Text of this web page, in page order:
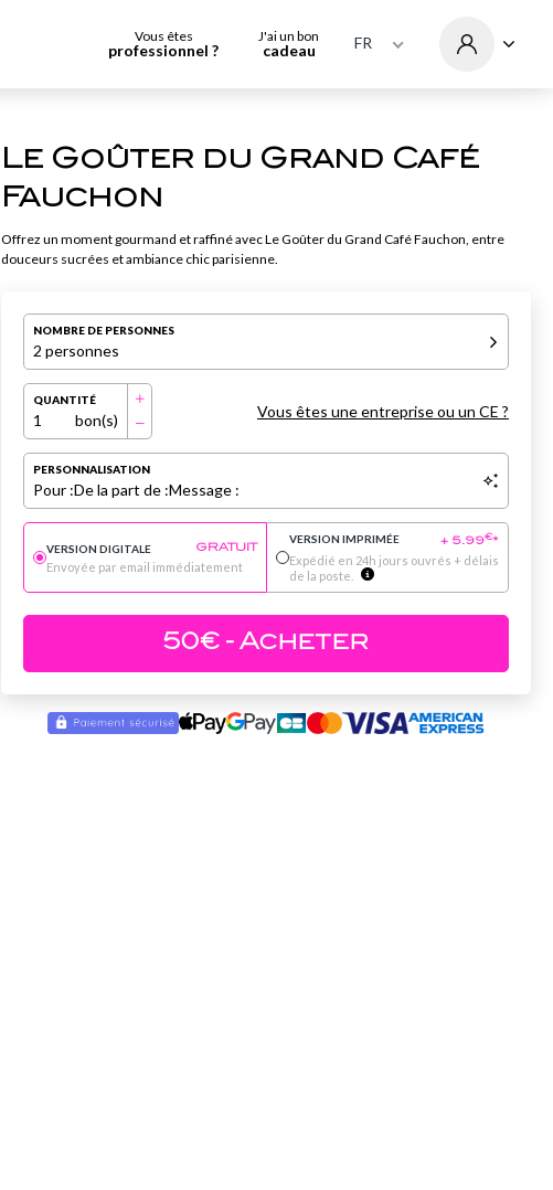
Vous êtes
professionnel ?
J'ai un bon
cadeau FR
Le Goûter du Grand Café
Fauchon
Offrez un moment gourmand et raffiné avec Le Goûter du Grand Café Fauchon, entre
douceurs sucrées et ambiance chic parisienne.
NOMBRE DE PERSONNES
2 personnes
QUANTITÉ
1 bon(s) Vous êtes une entreprise ou un CE ?
PERSONNALISATION
Pour :De la part de :Message :
VERSION DIGITALE GRATUIT
Envoyée par email immédiatement
VERSION IMPRIMÉE + 5.99€*
Expédié en 24h jours ouvrés + délais
de la poste.
50€ - Acheter